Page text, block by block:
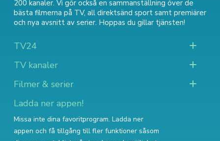
200 kanaler. Vi gör också en sammanställning över de
bästa filmerna på TV, all direktsänd sport samt premiärer
och nya avsnitt av serier. Hoppas du gillar tjänsten!
TV24
TV kanaler
Filmer & serier
Ladda ner appen!
Missa inte dina favoritprogram. Ladda ner
appen och få tillgång till fler funktioner såsom